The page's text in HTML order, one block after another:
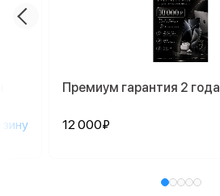
Премиум гарантия 2 года
12 000₽